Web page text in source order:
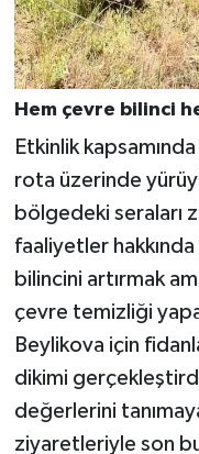
Hem çevre bilinci
Etkinlik
rota üzerinde
bölgedeki seraları
faaliyetler
bilincini artırmak
çevre temizliği
Beylikova için
dikimi
değerlerini
ziyaretleriyle son